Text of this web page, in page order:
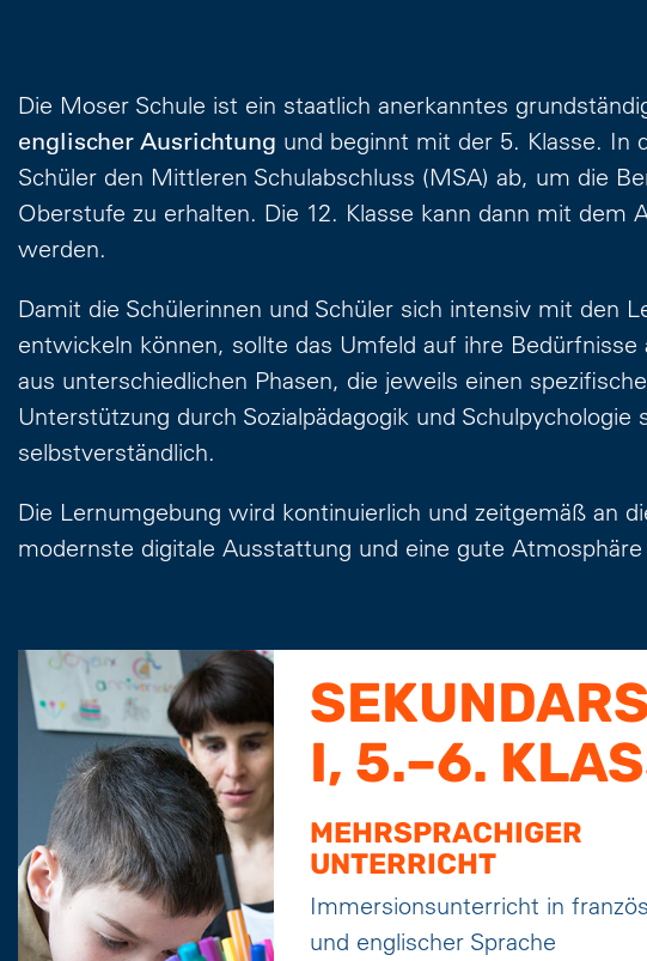
Die Moser Schule ist ein staatlich anerkanntes
englischer Ausrichtung und beginnt mit der 5. Klasse. In
Schüler den Mittleren Schulabschluss (MSA) ab, um die
Oberstufe zu erhalten. Die 12. Klasse kann dann mit dem
werden.
Damit die Schülerinnen und Schüler sich intensiv mit den
entwickeln können, sollte das Umfeld auf ihre
aus unterschiedlichen Phasen, die jeweils einen
Unterstützung durch Sozialpädagogik und Schulpychologie
selbstverständlich.
Die Lernumgebung wird kontinuierlich und zeitgemäß an
modernste digitale Ausstattung und eine gute
I, 5.–6.
MEHRSPRACHIGER
UNTERRICHT
Immersionsunterricht in
und englischer Sprache